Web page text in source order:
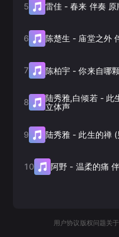
5 雷佳 -春来 伴奏 原
6 陈楚生 - 庙堂之外
7 陈柏宇 -你来自哪
8 陆秀雅,白倾若- 此
立体声
9 陆秀雅 - 此生的禅
10 阿野 - 温柔的痛
用户协议 版权问题关